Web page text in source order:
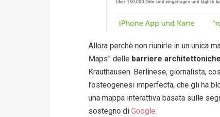
Allora perchè non riunirle in un unica
Maps” delle barriere architettoniche
Krauthausen. Berlinese, giornalista,
l’osteogenesi imperfecta, che gli ha
una mappa interattiva basata sulle
sostegno di Google.